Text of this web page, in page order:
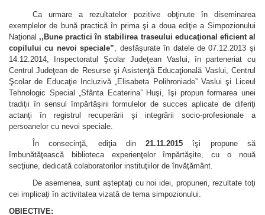
Ca urmare a rezultatelor pozitive obţinute în diseminarea
exemplelor de bună practică în prima şi a doua ediţie a Simpozionului
Naţional ,,Bune practici în stabilirea traseului educaţional eficient al
copilului cu nevoi speciale” , desfăşurate în datele de 07.12.2013 şi
14.12.2014, Inspectoratul Şcolar Judeţean Vaslui, în parteneriat cu
Centrul Judeţean de Resurse şi Asistenţă Educaţională Vaslui, Centrul
Şcolar de Educaţie Incluzivă „Elisabeta Polihroniade” Vaslui şi Liceul
Tehnologic Special „Sfânta Ecaterina” Huşi, îşi propun formarea unei
tradiţii în sensul împărtăşirii formulelor de succes aplicate de diferiţi
actanţi în registrul recuperării şi integrării socio-profesionale a
persoanelor cu nevoi speciale.
În consecinţă, ediţia din21.11.2015 îşi propune să
îmbunătăţească biblioteca experienţelor împărtăşite, cu o nouă
secţiune, dedicată colaboratorilor instituţiilor de învăţământ.
De asemenea, sunt aşteptaţi cu noi idei, propuneri, rezultate toţi
cei implicaţi în activitatea vizată de tema simpozionului.
OBIECTIVE: